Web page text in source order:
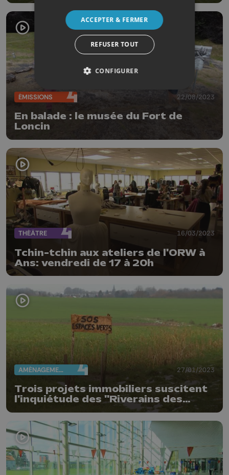
ÉMISSIONS 22/08/2023
En balade : le musée du Fort de
Loncin
THÉÂTRE 16/03/2023
Tchin-tchin aux ateliers de l'ORW à
Ans: vendredi de 17 à 20h
AMÉNAGEMENT DU TERRITOIRE 27/01/2023
Trois projets immobiliers suscitent
l'inquiétude des "Riverains des
ACCEPTER & FERMER
REFUSER TOUT
CONFIGURER